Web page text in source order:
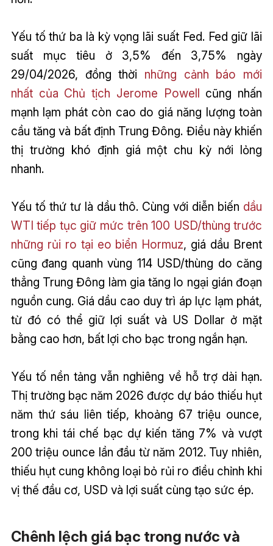
Yếu tố thứ ba là kỳ vọng lãi suất Fed. Fed giữ lãi
suất mục tiêu ở 3,5% đến 3,75% ngày
29/04/2026, đồng thời những cảnh báo mới
nhất của Chủ tịch Jerome Powell cũng nhấn
mạnh lạm phát còn cao do giá năng lượng toàn
cầu tăng và bất định Trung Đông. Điều này khiến
thị trường khó định giá một chu kỳ nới lỏng
nhanh.
Yếu tố thứ tư là dầu thô. Cùng với diễn biến dầu
WTI tiếp tục giữ mức trên 100 USD/thùng trước
những rủi ro tại eo biển Hormuz, giá dầu Brent
cũng đang quanh vùng 114 USD/thùng do căng
thẳng Trung Đông làm gia tăng lo ngại gián đoạn
nguồn cung. Giá dầu cao duy trì áp lực lạm phát,
từ đó có thể giữ lợi suất và US Dollar ở mặt
bằng cao hơn, bất lợi cho bạc trong ngắn hạn.
Yếu tố nền tảng vẫn nghiêng về hỗ trợ dài hạn.
Thị trường bạc năm 2026 được dự báo thiếu hụt
năm thứ sáu liên tiếp, khoảng 67 triệu ounce,
trong khi tái chế bạc dự kiến tăng 7% và vượt
200 triệu ounce lần đầu từ năm 2012. Tuy nhiên,
thiếu hụt cung không loại bỏ rủi ro điều chỉnh khi
vị thế đầu cơ, USD và lợi suất cùng tạo sức ép.
Chênh lệch giá bạc trong nước và